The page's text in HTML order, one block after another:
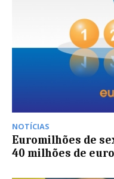
NOTÍCIAS
Euromilhões de
40 milhões de